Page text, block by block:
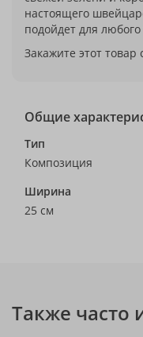
настоящего
подойдет для
Закажите этот товар
Общие
Тип
Композиция
Ширина
25 см
Также часто